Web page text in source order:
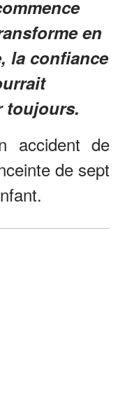
en
la confiance
toujours.
accident de
de sept